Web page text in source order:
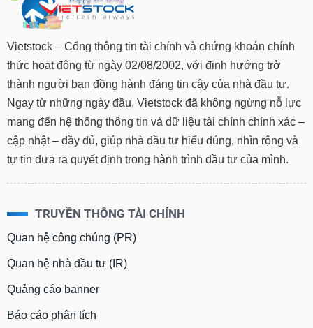
Vietstock – Cổng thông tin tài chính và chứng khoán chính
thức hoạt động từ ngày 02/08/2002, với định hướng trở
thành người bạn đồng hành đáng tin cậy của nhà đầu tư.
Ngay từ những ngày đầu, Vietstock đã không ngừng nỗ lực
mang đến hệ thống thông tin và dữ liệu tài chính chính xác –
cập nhật – đầy đủ, giúp nhà đầu tư hiểu đúng, nhìn rộng và
tự tin đưa ra quyết định trong hành trình đầu tư của mình.
TRUYỀN THÔNG TÀI CHÍNH
Quan hệ công chúng (PR)
Quan hệ nhà đầu tư (IR)
Quảng cáo banner
Báo cáo phân tích